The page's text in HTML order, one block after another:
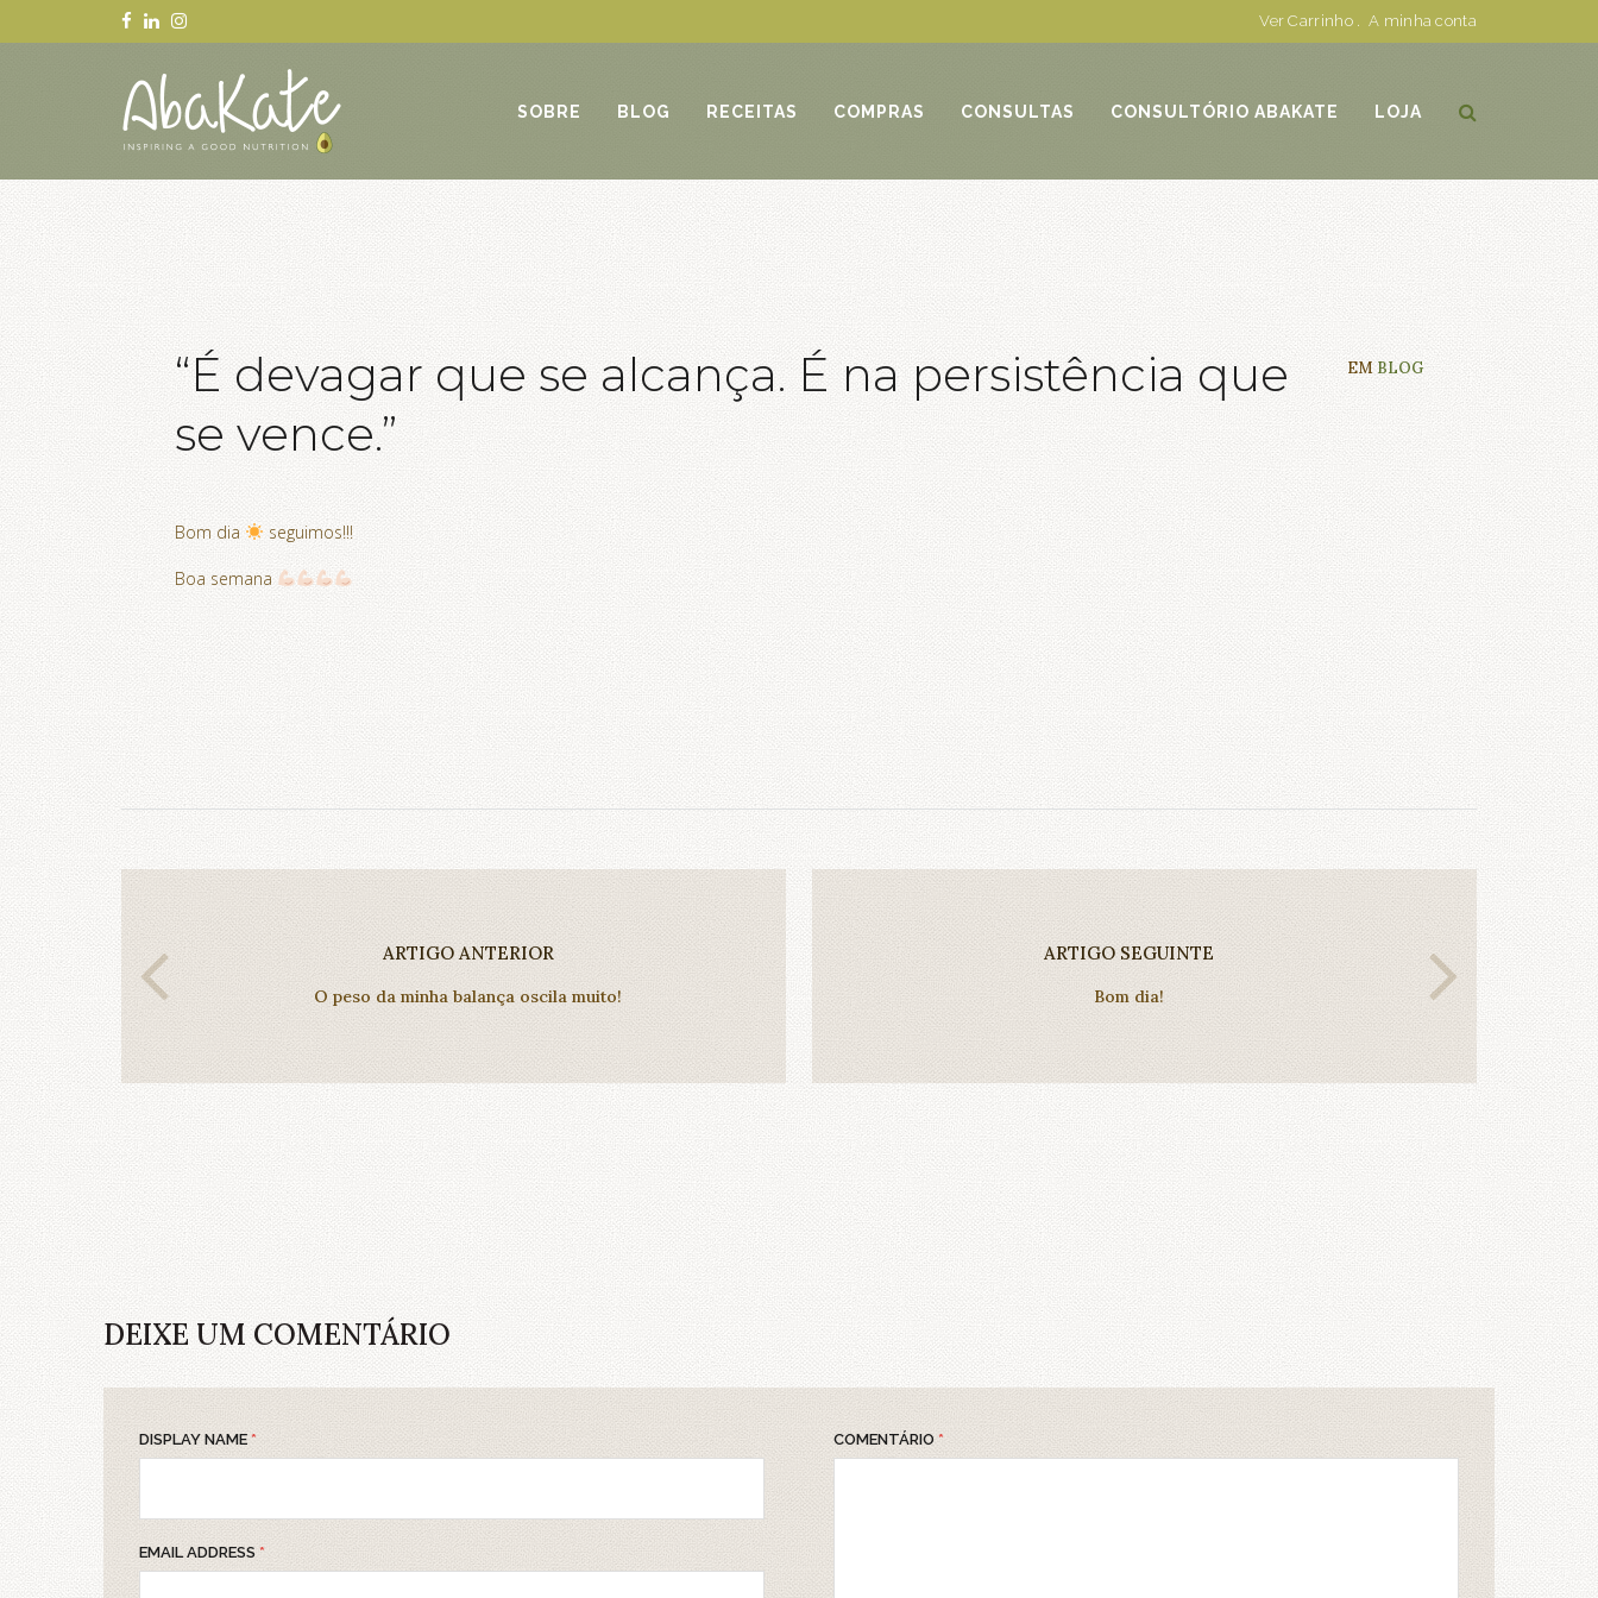
Ver Carrinho.A minha conta
SOBRE BLOG RECEITAS COMPRAS CONSULTAS CONSULTÓRIO ABAKATE LOJA
EM BLOG
“É devagar que se alcança. É na persistência que
se vence.”
Bom dia seguimos!!!
Boa semana
ARTIGO ANTERIOR
O peso da minha balança oscila muito!
ARTIGO SEGUINTE
Bom dia!
DEIXE UM COMENTÁRIO
DISPLAY NAME *
EMAIL ADDRESS *
COMENTÁRIO *